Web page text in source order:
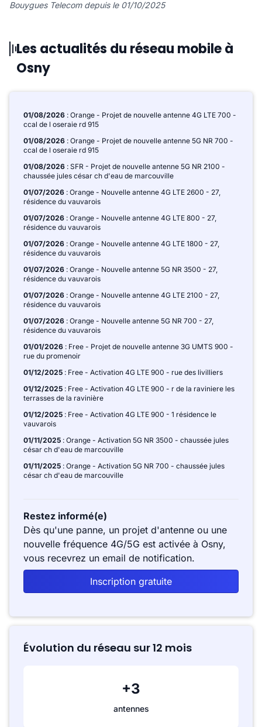
Bouygues Telecom depuis le 01/10/2025
Les actualités du réseau mobile à
Osny
01/08/2026 : Orange - Projet de nouvelle antenne 4G LTE 700 -
ccal de l oseraie rd 915
01/08/2026 : Orange - Projet de nouvelle antenne 5G NR 700 -
ccal de l oseraie rd 915
01/08/2026 : SFR - Projet de nouvelle antenne 5G NR 2100 -
chaussée jules césar ch d'eau de marcouville
01/07/2026 : Orange - Nouvelle antenne 4G LTE 2600 - 27,
résidence du vauvarois
01/07/2026 : Orange - Nouvelle antenne 4G LTE 800 - 27,
résidence du vauvarois
01/07/2026 : Orange - Nouvelle antenne 4G LTE 1800 - 27,
résidence du vauvarois
01/07/2026 : Orange - Nouvelle antenne 5G NR 3500 - 27,
résidence du vauvarois
01/07/2026 : Orange - Nouvelle antenne 4G LTE 2100 - 27,
résidence du vauvarois
01/07/2026 : Orange - Nouvelle antenne 5G NR 700 - 27,
résidence du vauvarois
01/01/2026 : Free - Projet de nouvelle antenne 3G UMTS 900 -
rue du promenoir
01/12/2025 : Free - Activation 4G LTE 900 - rue des livilliers
01/12/2025 : Free - Activation 4G LTE 900 - r de la raviniere les
terrasses de la ravinière
01/12/2025 : Free - Activation 4G LTE 900 - 1 résidence le
vauvarois
01/11/2025 : Orange - Activation 5G NR 3500 - chaussée jules
césar ch d'eau de marcouville
01/11/2025 : Orange - Activation 5G NR 700 - chaussée jules
césar ch d'eau de marcouville
Restez informé(e)
Dès qu'une panne, un projet d'antenne ou une
nouvelle fréquence 4G/5G est activée à Osny,
vous recevrez un email de notification.
Inscription gratuite
Évolution du réseau sur 12 mois
+3
antennes